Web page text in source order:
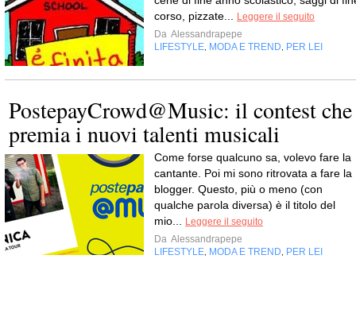
corso, pizzate...
Leggere il seguito
Da Alessandrapepe
LIFESTYLE MODA E TREND PER LEI
PostepayCrowd@Music: il contest che
premia i nuovi talenti musicali
Come forse qualcuno sa, volevo fare la
cantante. Poi mi sono ritrovata a fare la
blogger. Questo, più o meno (con
qualche parola diversa) è il titolo del
mio...
Leggere il seguito
Da Alessandrapepe
LIFESTYLE MODA E TREND PER LEI